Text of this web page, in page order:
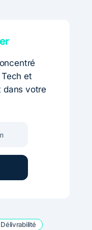
et
dans votre
Délivrabilité